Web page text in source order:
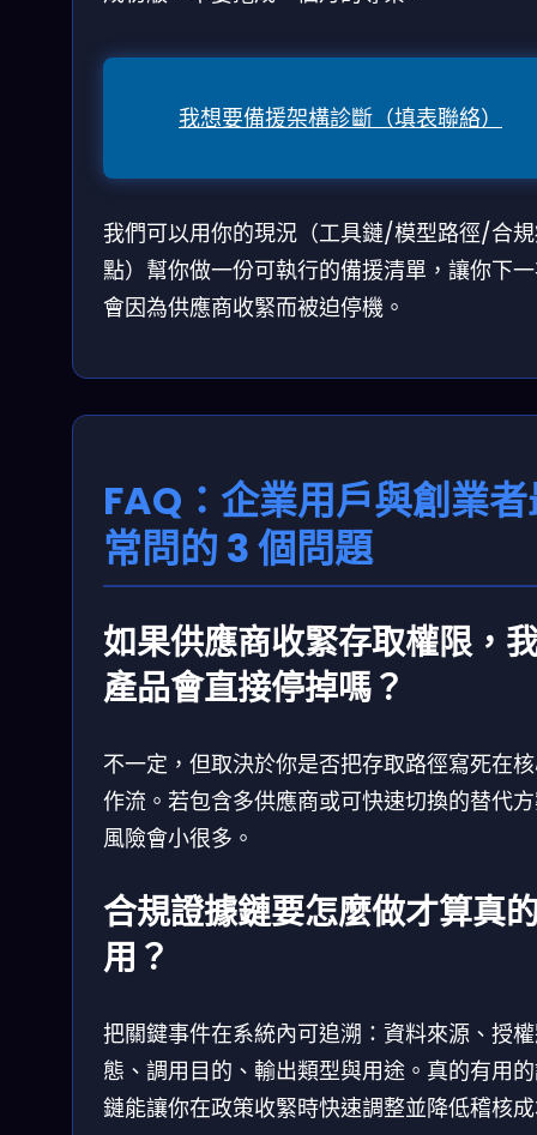
我想要備援架構診斷（填表聯絡）
我們可以用你的現況（工具鏈/模型路徑/合
點）幫你做一份可執行的備援清單，讓你下
會因為供應商收緊而被迫停機。
FAQ：企業用戶與創業
常問的 3 個問題
如果供應商收緊存取權限，
產品會直接停掉嗎？
不一定，但取決於你是否把存取路徑寫死在
作流。若包含多供應商或可快速切換的替代
風險會小很多。
合規證據鏈要怎麼做才算真
用？
把關鍵事件在系統內可追溯：資料來源、授
態、調用目的、輸出類型與用途。真的有用
鏈能讓你在政策收緊時快速調整並降低稽核